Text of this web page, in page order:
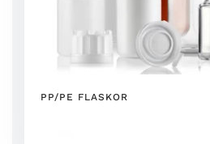
PP/PE FLASKOR